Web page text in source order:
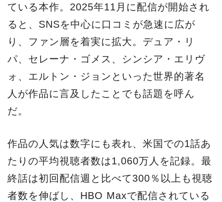
ている本作。2025年11月に配信が開始され
ると、SNSを中心に口コミが急速に広が
り、ファン層を着実に拡大。デュア・リ
パ、セレーナ・ゴメス、シンシア・エリヴ
ォ、エルトン・ジョンといった世界的著名
人が作品に言及したことでも話題を呼ん
だ。
作品の人気は数字にも表れ、米国での1話あ
たりの平均視聴者数は1,060万人を記録。最
終話は初回配信週と比べて300％以上も視聴
者数を伸ばし、HBO Maxで配信されている